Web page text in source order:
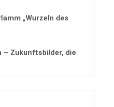
„Wurzeln des
– Zukunftsbilder, die